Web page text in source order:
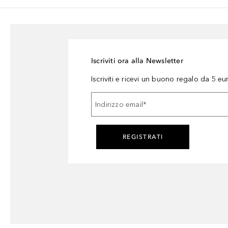
Iscriviti ora alla Newsletter
Iscriviti e ricevi un buono regalo da 5
Indirizzo email *
REGISTRATI